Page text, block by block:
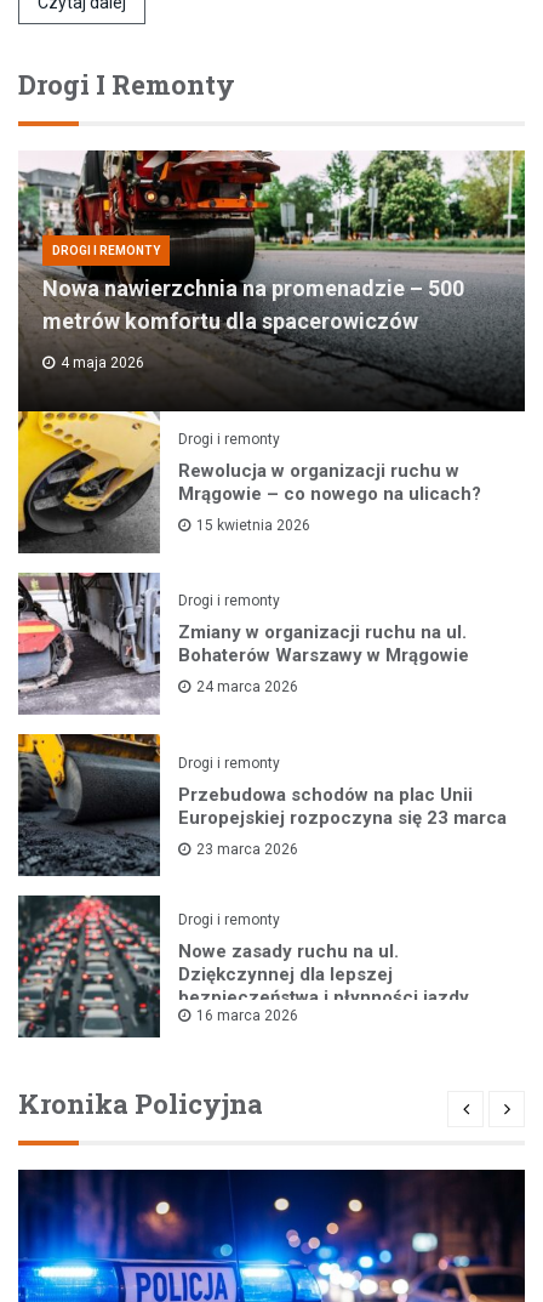
Drogi I Remonty
DROGI I REMONTY
Nowa nawierzchnia na promenadzie – 500
metrów komfortu dla spacerowiczów
4 maja 2026
Drogi i remonty
Rewolucja w organizacji ruchu w
Mrągowie – co nowego na ulicach?
15 kwietnia 2026
Drogi i remonty
Zmiany w organizacji ruchu na ul.
Bohaterów Warszawy w Mrągowie
24 marca 2026
Drogi i remonty
Przebudowa schodów na plac Unii
Europejskiej rozpoczyna się 23 marca
23 marca 2026
Drogi i remonty
Nowe zasady ruchu na ul.
Dziękczynnej dla lepszej
bezpieczeństwa i płynności jazdy
16 marca 2026
Kronika Policyjna